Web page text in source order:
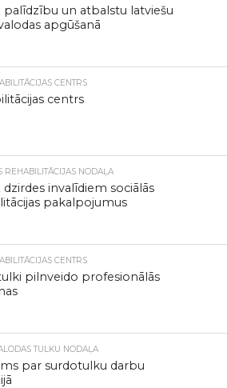
palīdzību un atbalstu latviešu
apgūšanā
CENTRS
centrs
REHABILITĀCIJAS NODAĻA
dzirdes invalīdiem sociālās
pakalpojumus
CENTRS
pilnveido profesionālās
TULKU NODAĻA
par surdotulku darbu